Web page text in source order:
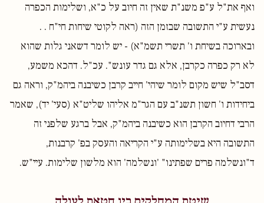
ואף את"ל ע"פ משנ"ת שאין זה חיוב על כ"א, ושלימות הכפרה
נעשית ע"י התשובה שבזמן הזה (ראה לקוטי שיחות חי"ח . .
ובארוכה בשיחת ו' תשרי תשמ"א) - יש לומר דשאני גלות שהוא
לא רק כפרה כקרבן, אלא גם גדר עונש". עכ"ל. דהכא משמע,
דסב"ל שיש מקום לומר שיהי' חייב קרבן כשיבנה ביהמ"ק, וראה גם
ביחידות ו' חשון תשנ"ב עם הגר"מ אליהו שליט"א (סעי' יד), שאמר
הרבי דחיוב הקרבן הוא כשיבנה ביהמ"ק, אבל ברגע שלפני זה
התשובה היא בשלימותה ע"י הקריאה והעסק בפ' קרבנות,
ד"ונשלמה פרים שפתינו" 'ונשלמה' הוא מלשון שלימות. עיי"ש.